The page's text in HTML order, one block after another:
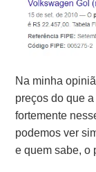
Na minha
preços do que
fortemente
podemos ver
e quem sabe, o